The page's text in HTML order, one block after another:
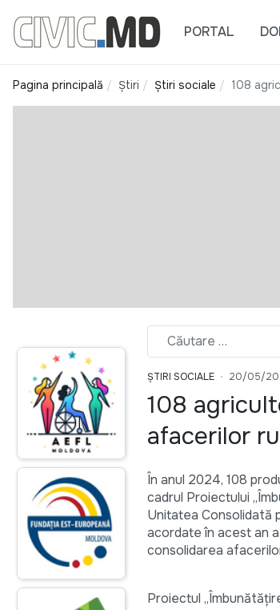
PORTAL
Pagina principală Știri Știri sociale 108
ȘTIRI SOCIALE 20/05/
108
afacerilor
În anul 2024, 108
cadrul Proiectului
Unitatea Consolidată
acordate în acest an
consolidarea
Proiectul